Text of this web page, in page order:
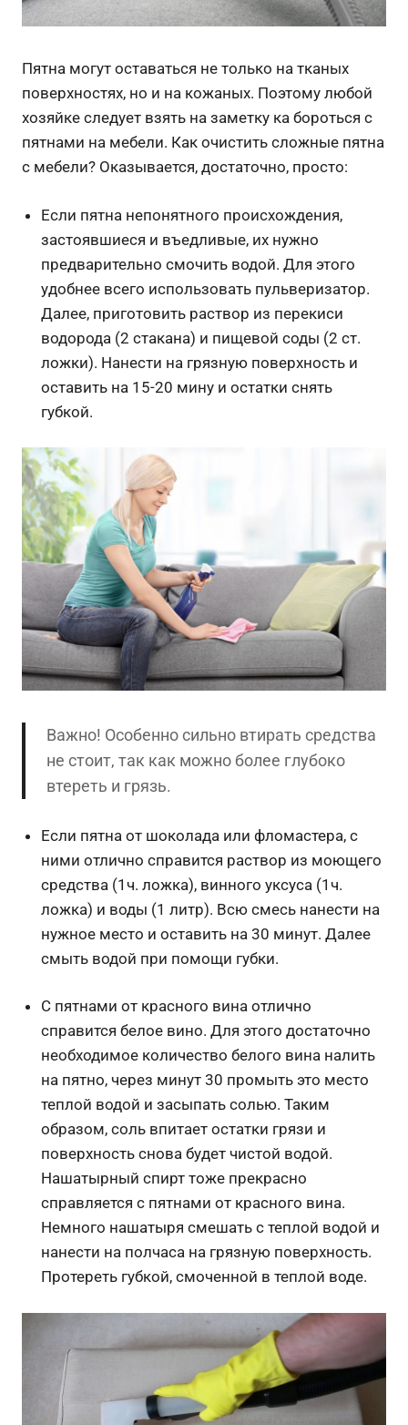
Пятна могут оставаться не только на тканых
поверхностях, но и на кожаных. Поэтому любой
хозяйке следует взять на заметку ка бороться с
пятнами на мебели. Как очистить сложные пятна
с мебели? Оказывается, достаточно, просто:
Если пятна непонятного происхождения,
застоявшиеся и въедливые, их нужно
предварительно смочить водой. Для этого
удобнее всего использовать пульверизатор.
Далее, приготовить раствор из перекиси
водорода (2 стакана) и пищевой соды (2 ст.
ложки). Нанести на грязную поверхность и
оставить на 15-20 мину и остатки снять
губкой.
Важно! Особенно сильно втирать средства
не стоит, так как можно более глубоко
втереть и грязь.
Если пятна от шоколада или фломастера, с
ними отлично справится раствор из моющего
средства (1ч. ложка), винного уксуса (1ч.
ложка) и воды (1 литр). Всю смесь нанести на
нужное место и оставить на 30 минут. Далее
смыть водой при помощи губки.
С пятнами от красного вина отлично
справится белое вино. Для этого достаточно
необходимое количество белого вина налить
на пятно, через минут 30 промыть это место
теплой водой и засыпать солью. Таким
образом, соль впитает остатки грязи и
поверхность снова будет чистой водой.
Нашатырный спирт тоже прекрасно
справляется с пятнами от красного вина.
Немного нашатыря смешать с теплой водой и
нанести на полчаса на грязную поверхность.
Протереть губкой, смоченной в теплой воде.